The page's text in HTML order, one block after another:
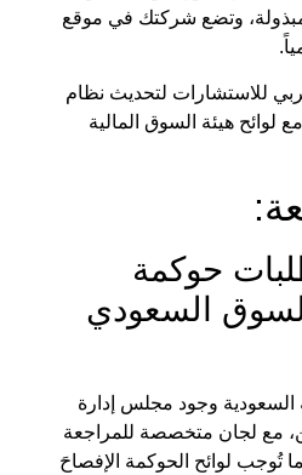
وتضع شركتك في موقع
للاستشارات لتحديث نظام
لوائح هيئة السوق المالية
حوكمة
السعودي
السعودية وجود مجلس إدارة
مع لجان متخصصة للمراجعة
تُوجب لوائح الحوكمة الإفصاحَ